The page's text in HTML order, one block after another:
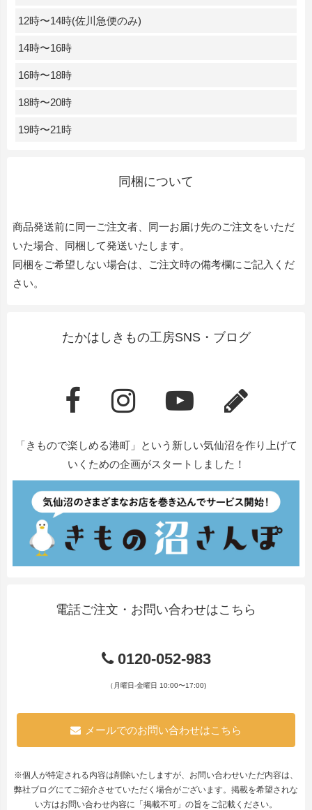
12時〜14時(佐川急便のみ)
14時〜16時
16時〜18時
18時〜20時
19時〜21時
同梱について
商品発送前に同一ご注文者、同一お届け先のご注文をいただ
いた場合、同梱して発送いたします。
同梱をご希望しない場合は、ご注文時の備考欄にご記入くだ
さい。
たかはしきもの工房SNS・ブログ
「きもので楽しめる港町」という新しい気仙沼を作り上げて
いくための企画がスタートしました！
電話ご注文・お問い合わせはこちら
0120-052-983
（月曜日-金曜日 10:00〜17:00)
メールでのお問い合わせはこちら
※個人が特定される内容は削除いたしますが、お問い合わせいただ内容は、
弊社ブログにてご紹介させていただく場合がございます。掲載を希望されな
い方はお問い合わせ内容に「掲載不可」の旨をご記載ください。